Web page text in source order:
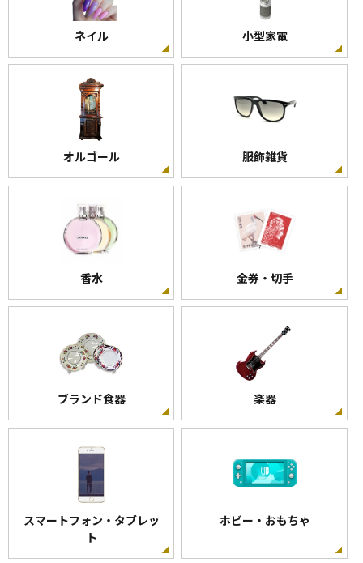
ネイル 小型家電
オルゴール 服飾雑貨
香水 金券・切手
ブランド食器 楽器
スマートフォン・タブレッ
ト
ホビー・おもちゃ